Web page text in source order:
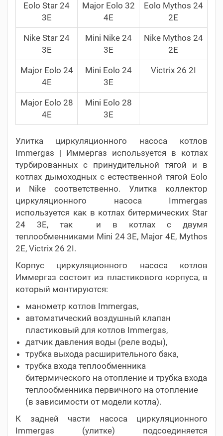
Eolo Star 24
3E
Major Eolo 32
4E
Eolo Mythos 24
2E
Nike Star 24
3E
Mini Nike 24
3E
Nike Mythos 24
2E
Major Eolo 24
4E
Mini Eolo 24
3E
Victrix 26 2I
Major Eolo 28
4E
Mini Eolo 28
3E
Улитка циркуляционного насоса котлов
Immergas | Иммергаз используется в котлах
турбированных с принудительной тягой и в
котлах дымоходных с естественной тягой Eolo
и Nike соответственно. Улитка коллектор
циркуляционного насоса Immergas
используется как в котлах битермических Star
24 3E, так и в котлах с двумя
теплообменниками Mini 24 3E, Major 4E, Mythos
2E, Victrix 26 2I.
Корпус циркуляционного насоса котлов
Иммергаз состоит из пластикового корпуса, в
который монтируются:
манометр котлов Immergas,
автоматический воздушный клапан
пластиковый для котлов Immergas,
датчик давления воды (реле воды),
трубка выхода расширительного бака,
трубка входа теплообменника
битермического на отопление и трубка входа
теплообменника первичного на отопление
(в зависимости от модели котла).
К задней части насоса циркуляционного
Immergas (улитке) подсоединяется